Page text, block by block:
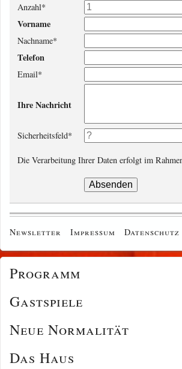
Anzahl*
Vorname
Nachname*
Telefon
Email*
Ihre Nachricht
Sicherheitsfeld*
Die Verarbeitung Ihrer Daten erfolgt im
Newsletter Impressum Datenschutz
Programm
Gastspiele
Neue Normalität
Das Haus